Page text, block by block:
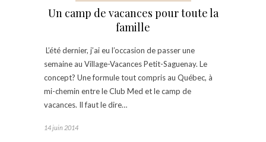
Un camp de vacances pour toute la
famille
L’été dernier, j’ai eu l’occasion de passer une
semaine au Village-Vacances Petit-Saguenay. Le
concept? Une formule tout compris au Québec, à
mi-chemin entre le Club Med et le camp de
vacances. Il faut le dire…
14 juin 2014